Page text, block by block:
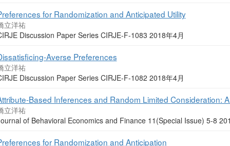
for Randomization and Anticipated Utility
立洋祐
Discussion Paper Series CIRJE-F-1083 2018年4月
Averse Preferences
立洋祐
Discussion Paper Series CIRJE-F-1082 2018年4月
Based Inferences and Random Limited Consideration:
立洋祐
of Behavioral Economics and Finance 11(Special Issue) 5-8
for Randomization and Anticipation